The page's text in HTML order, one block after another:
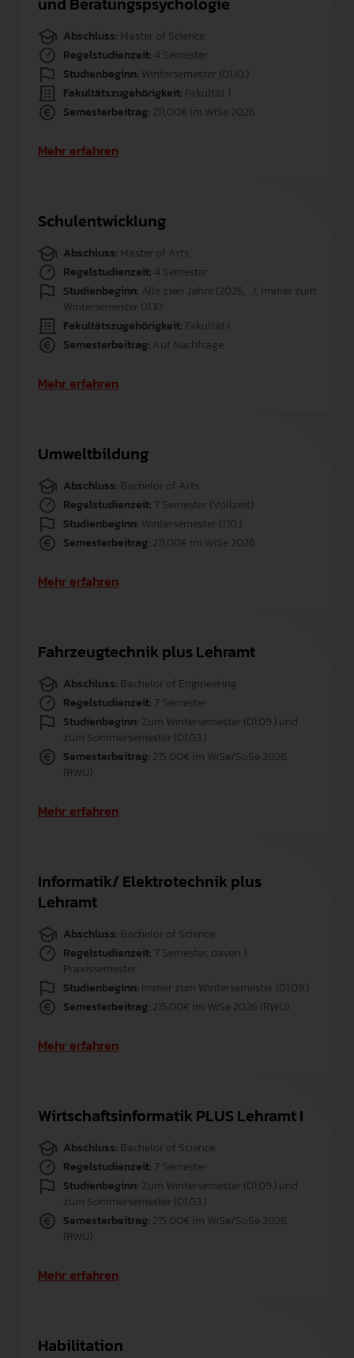
Abschluss: Master of Science
Regelstudienzeit: 4 Semester
Studienbeginn: Wintersemester (01.10.)
Fakultätszugehörigkeit: Fakultät 1
Semesterbeitrag: 211,00€ im WiSe 2026
Mehr erfahren
Schulentwicklung
Abschluss: Master of Arts
Regelstudienzeit: 4 Semester
Studienbeginn: Alle zwei Jahre (2026, ...), immer zum
Wintersemester 01.10.
Fakultätszugehörigkeit: Fakultät I
Semesterbeitrag: Auf Nachfrage
Mehr erfahren
Umweltbildung
Abschluss: Bachelor of Arts
Regelstudienzeit: 7 Semester (Vollzeit)
Studienbeginn: Wintersemester (1.10.)
Semesterbeitrag: 211,00€ im WiSe 2026
Mehr erfahren
Fahrzeugtechnik plus Lehramt
Abschluss: Bachelor of Engineering
Regelstudienzeit: 7 Semester
Studienbeginn: Zum Wintersemester (01.09.) und
zum Sommersemester (01.03.)
Semesterbeitrag: 215,00€ im WiSe/SoSe 2026
(RWU)
Mehr erfahren
Informatik/ Elektrotechnik plus
Lehramt
Abschluss: Bachelor of Science
Regelstudienzeit: 7 Semester, davon 1
Praxissemester
Studienbeginn: Immer zum Wintersemester (01.09.)
Semesterbeitrag: 215,00€ im WiSe 2026 (RWU)
Mehr erfahren
Wirtschaftsinformatik PLUS Lehramt I
Abschluss: Bachelor of Science
Regelstudienzeit: 7 Semester
Studienbeginn: Zum Wintersemester (01.09.) und
zum Sommersemester (01.03.)
Semesterbeitrag: 215,00€ im WiSe/SoSe 2026
(RWU)
Mehr erfahren
Habilitation